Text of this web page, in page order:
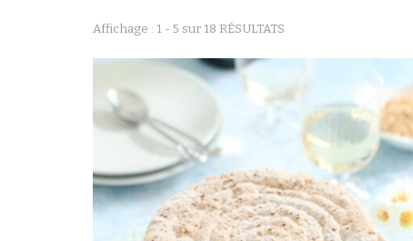
Affichage : 1 - 5 sur 18 RÉSULTATS